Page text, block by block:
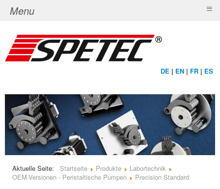
DE | EN | FR | ES
Aktuelle Seite: Startseite Produkte
Labortechnik
OEM-Versionen - Peristaltische Pumpen
Precision Standard
Menu ≡